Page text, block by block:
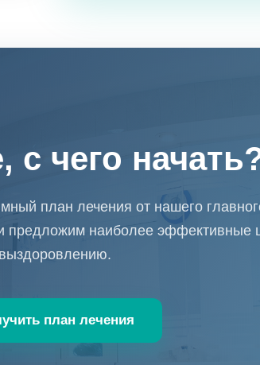
с чего
план лечения от нашего
предложим наиболее эффективные
выздоровлению.
план лечения